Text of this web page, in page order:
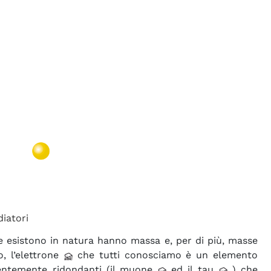
in natura hanno massa e, per di più, masse
l’elettrone
che tutti conosciamo è un elemento